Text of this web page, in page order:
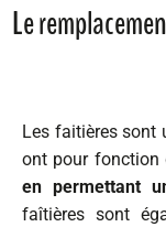
Le
Les faitières sont
ont pour
en permettant
faîtières sont